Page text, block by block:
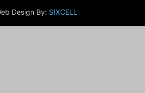
Design By: SIXCELL